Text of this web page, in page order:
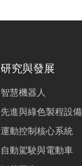
研究與發展
智慧機器人
先進與綠色製程設備
運動控制核心系統
自動駕駛與電動車